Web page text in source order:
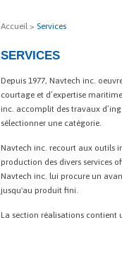
Accueil > Services
SERVICES
Depuis 1977, Navtech inc.
courtage et d’expertise
inc. accomplit des travaux
sélectionner une catégorie.
Navtech inc. recourt aux outils
production des divers services
Navtech inc. lui procure un
jusqu'au produit fini.
La section réalisations contient